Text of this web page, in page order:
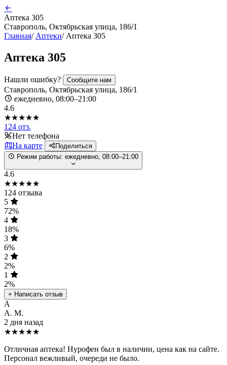
Аптека 305
Ставрополь, Октябрьская улица, 186/1
Главная/ Аптеки/ Аптека 305
Аптека 305
Нашли ошибку? Сообщите нам
Ставрополь, Октябрьская улица, 186/1
ежедневно, 08:00–21:00
4.6
★★★★★
124 отз.
Нет телефона
На карте
Поделиться
Режим работы: ежедневно, 08:00–21:00
4.6
★★★★★
124 отзыва
5
72%
4
18%
3
6%
2
2%
1
2%
+ Написать отзыв
А
А. М.
2 дня назад
★★★★★
Отличная аптека! Нурофен был в наличии, цена как на сайте.
Персонал вежливый, очереди не было.